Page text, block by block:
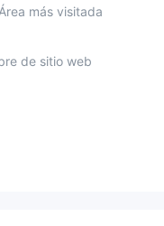
más visitada
de sitio web